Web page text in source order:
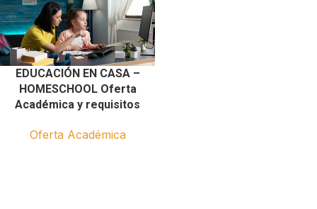
EDUCACIÓN EN CASA –
HOMESCHOOL Oferta
Académica y requisitos
Oferta Académica